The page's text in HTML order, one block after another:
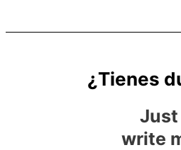
¿Tienes
Just
write